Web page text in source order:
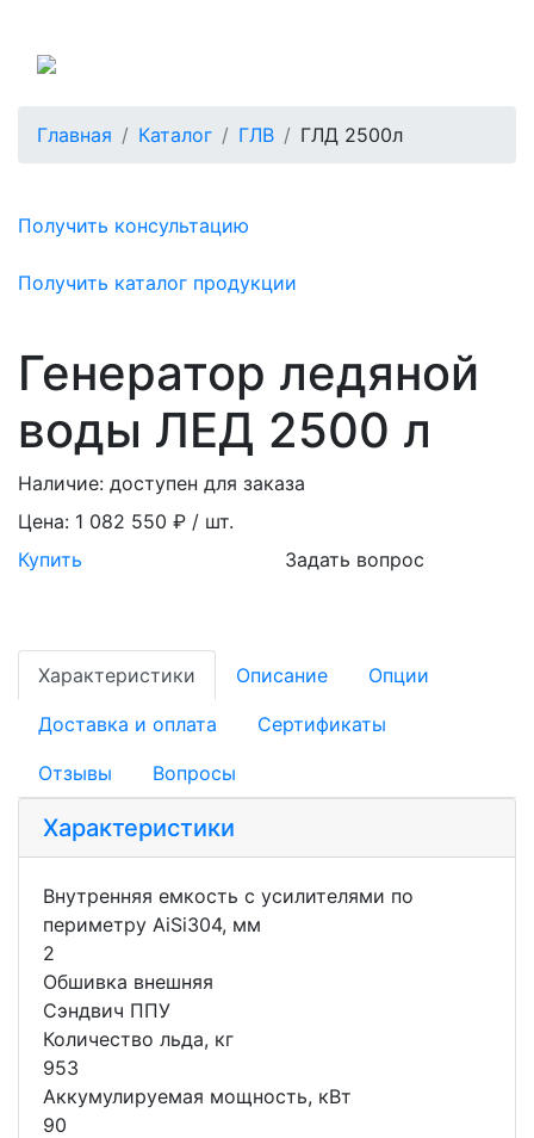
Главная Каталог ГЛВ ГЛД 2500л
Получить консультацию
Получить каталог продукции
Генератор ледяной
воды ЛЕД 2500 л
Наличие: доступен для заказа
Цена: 1 082 550 ₽ / шт.
Купить
Задать вопрос
Характеристики Описание Опции
Доставка и оплата Сертификаты
Отзывы Вопросы
Характеристики
Внутренняя емкость с усилителями по
периметру AiSi304, мм
2
Обшивка внешняя
Сэндвич ППУ
Количество льда, кг
953
Аккумулируемая мощность, кВт
90